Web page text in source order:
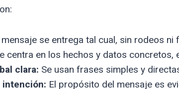
mensaje se entrega tal cual, sin rodeos ni
centra en los hechos y datos concretos,
clara: Se usan frases simples y
intención: El propósito del mensaje es